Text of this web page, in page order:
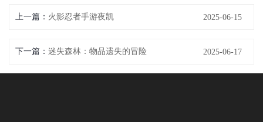
上一篇： 火影忍者手游夜凯 2025-06-15
下一篇： 迷失森林：物品遗失的冒险 2025-06-17